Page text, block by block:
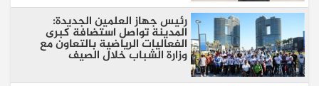
رئيس جهاز العلمين الجديدة:
المدينة تواصل استضافة كبرى
الفعاليات الرياضية بالتعاون مع
وزارة الشباب خلال الصيف